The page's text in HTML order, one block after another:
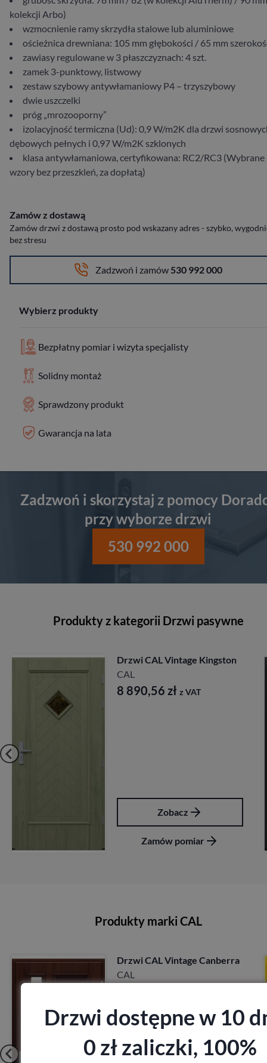
kolekcji Arbo)
wzmocnienie ramy skrzydła stalowe lub aluminiowe
ościeżnica drewniana: 105 mm głębokości / 65 mm
zawiasy regulowane w 3 płaszczyznach: 4 szt.
zamek 3-punktowy, listwowy
zestaw szybowy antywłamaniowy P4 – trzyszybowy
dwie uszczelki
próg „mrozooporny”
izolacyjność termiczna (Ud): 0,9 W/m2K dla drzwi
dębowych pełnych i 0,97 W/m2K szklonych
klasa antywłamaniowa, certyfikowana: RC2/RC3 (Wybrane
wzory bez przeszkleń, za dopłatą)
Zamów z dostawą
Zamów drzwi z dostawą prosto pod wskazany adres - szybko,
bez stresu
Zadzwoń i zamów 530 992 000
Wybierz produkty
Bezpłatny pomiar i wizyta specjalisty
Solidny montaż
Sprawdzony produkt
Gwarancja na lata
Zadzwoń i skorzystaj z pomocy
przy wyborze drzwi
530 992 000
Produkty z kategorii Drzwi pasywne
Drzwi CAL Rycerska
CAL
Zobacz
Zamów pomiar
Produkty marki CAL
Drzwi CAL Vintage
Drzwi dostępne w 10
0 zł zaliczki, 100%